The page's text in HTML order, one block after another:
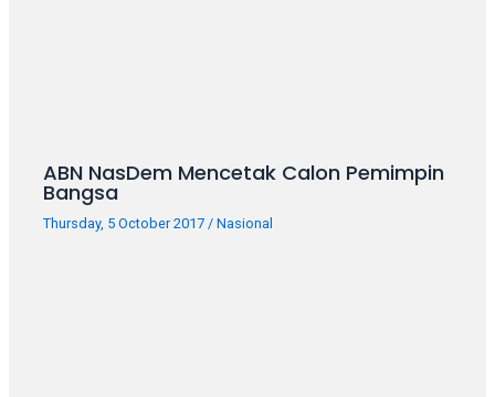
ABN NasDem Mencetak Calon Pemimpin
Bangsa
Thursday, 5 October 2017/Nasional